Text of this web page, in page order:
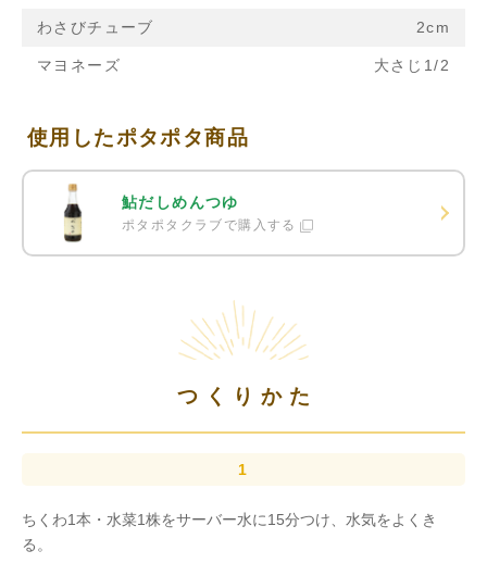
わさびチューブ 2cm
マヨネーズ 大さじ1/2
使用したポタポタ商品
鮎だしめんつゆ
ポタポタクラブで購入する
つくりかた
ちくわ1本・水菜1株をサーバー水に15分つけ、水気をよくき
る。